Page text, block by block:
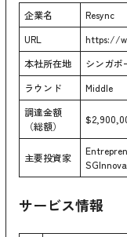
企業名
Resync
URL
https://
本社所在地
シンガポ
ラウンド
Middle
調達金額
（総額）
主要投資家
サービス情報